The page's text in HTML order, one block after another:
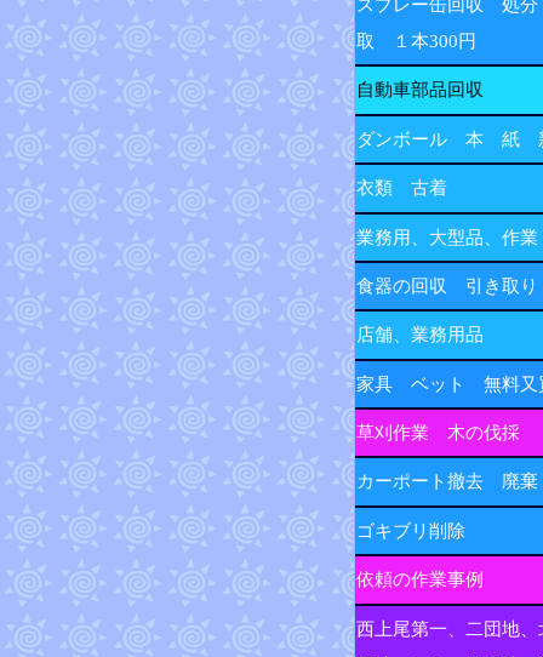
スプレー缶回収 処
取 １本300円
自動車部品回収
ダンボール 本 紙
衣類 古着
業務用、大型品、作業
食器の回収 引き取り
店舗、業務用品
家具 ベット 無料又
草刈作業 木の伐採
カーポート撤去 廃棄
ゴキブリ削除
依頼の作業事例
西上尾第一、二団地、